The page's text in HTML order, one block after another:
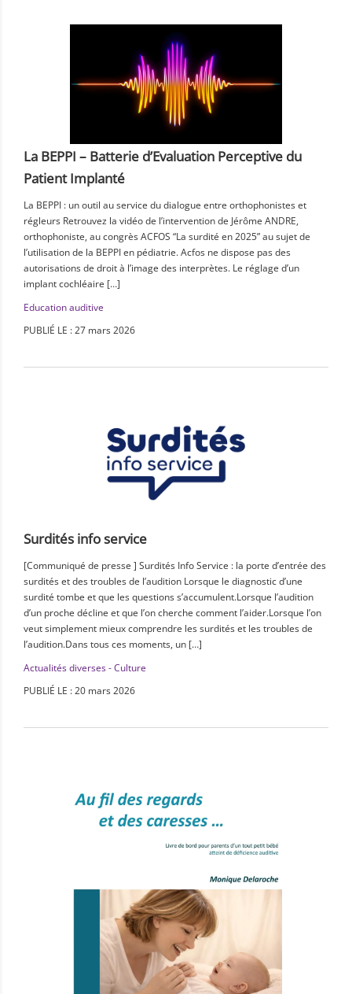
La BEPPI – Batterie d’Evaluation Perceptive du
Patient Implanté
La BEPPI : un outil au service du dialogue entre orthophonistes et
régleurs Retrouvez la vidéo de l’intervention de Jérôme ANDRE,
orthophoniste, au congrès ACFOS “La surdité en 2025” au sujet de
l’utilisation de la BEPPI en pédiatrie. Acfos ne dispose pas des
autorisations de droit à l’image des interprètes. Le réglage d’un
implant cochléaire […]
Education auditive
PUBLIÉ LE : 27 mars 2026
Surdités info service
[Communiqué de presse ] Surdités Info Service : la porte d’entrée des
surdités et des troubles de l’audition Lorsque le diagnostic d’une
surdité tombe et que les questions s’accumulent.Lorsque l’audition
d’un proche décline et que l’on cherche comment l’aider.Lorsque l’on
veut simplement mieux comprendre les surdités et les troubles de
l’audition.Dans tous ces moments, un […]
Actualités diverses - Culture
PUBLIÉ LE : 20 mars 2026